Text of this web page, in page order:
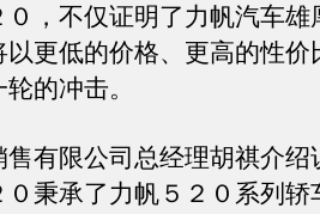
０，不仅证明了力帆汽车
以更低的价格、更高的性价
的冲击。
限公司总经理胡祺介绍
秉承了力帆５２０系列轿